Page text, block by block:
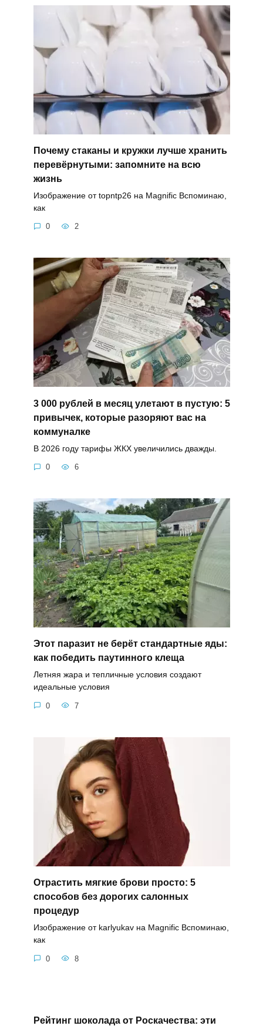
Почему стаканы и кружки лучше хранить
перевёрнутыми: запомните на всю
жизнь
Изображение от topntp26 на Magnific Вспоминаю,
как
0 2
3 000 рублей в месяц улетают в пустую: 5
привычек, которые разоряют вас на
коммуналке
В 2026 году тарифы ЖКХ увеличились дважды.
0 6
Этот паразит не берёт стандартные яды:
как победить паутинного клеща
Летняя жара и тепличные условия создают
идеальные условия
0 7
Отрастить мягкие брови просто: 5
способов без дорогих салонных
процедур
Изображение от karlyukav на Magnific Вспоминаю,
как
0 8
Рейтинг шоколада от Роскачества: эти